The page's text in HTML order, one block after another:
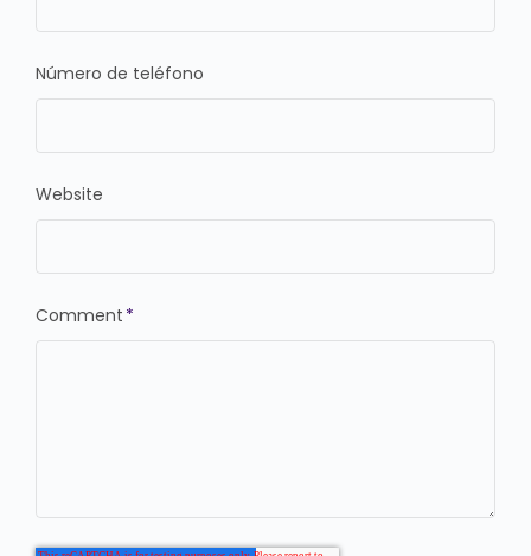
Número de teléfono
Website
Comment *